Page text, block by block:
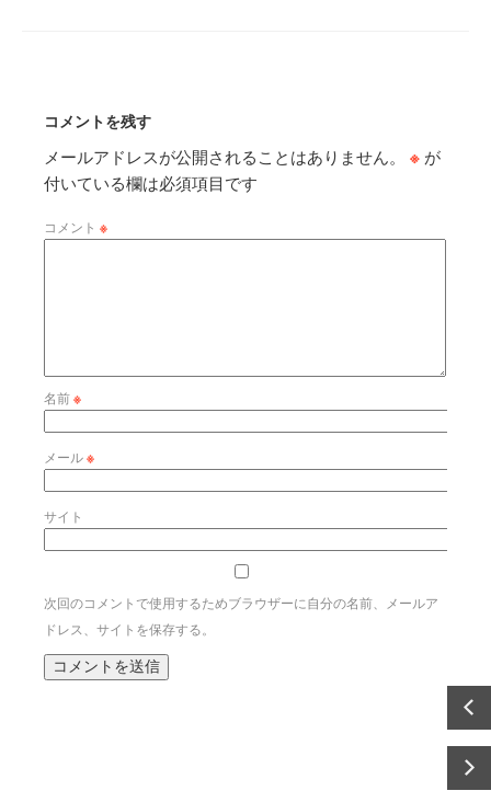
コメントを残す
メールアドレスが公開されることはありません。 ※ が
付いている欄は必須項目です
コメント ※
名前※
メール※
サイト
次回のコメントで使用するためブラウザーに自分の名前、メールア
ドレス、サイトを保存する。